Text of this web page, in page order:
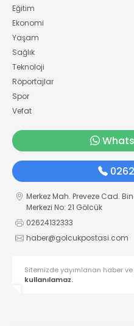
Eğitim
Ekonomi
Yaşam
Sağlık
Teknoloji
Röportajlar
Spor
Vefat
Merkez Mah. Preveze Cad.
Merkezi No: 21 Gölcük
02624132333
haber@golcukpostasi.com
Sitemizde yayımlanan haber
kullanılamaz.